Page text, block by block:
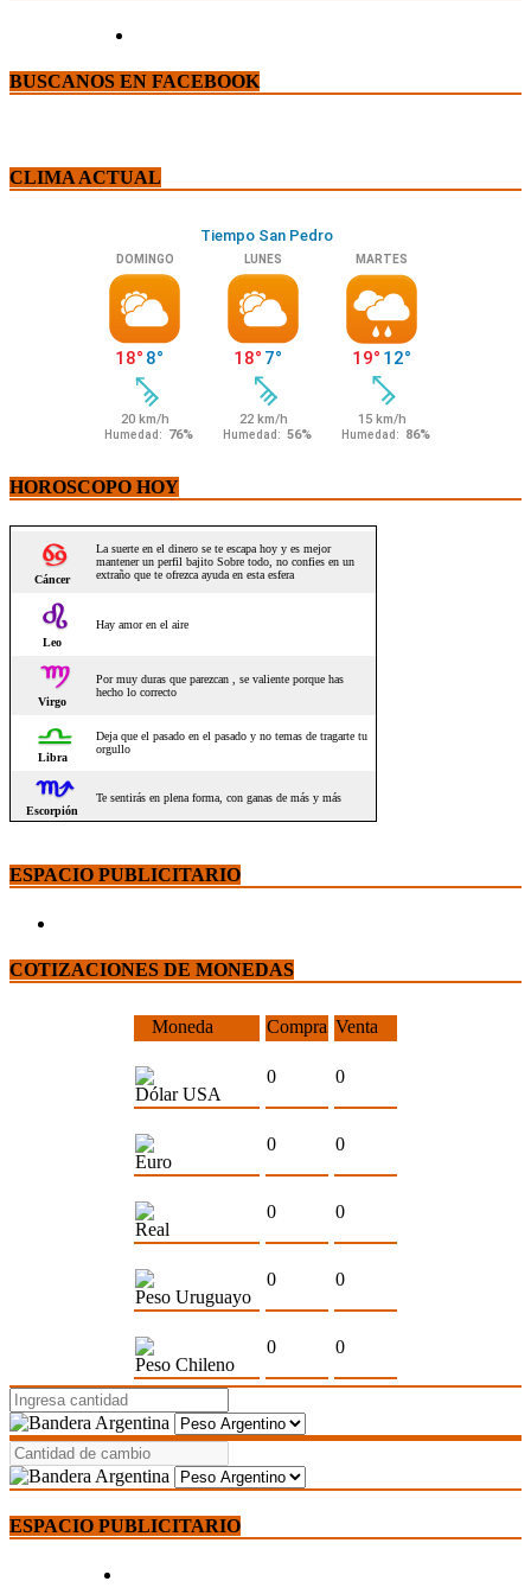
BUSCANOS EN FACEBOOK
CLIMA ACTUAL
HOROSCOPO HOY
ESPACIO PUBLICITARIO
COTIZACIONES DE MONEDAS
Moneda Compra Venta
Dólar USA
0 0
Euro
0 0
Real
0 0
Peso Uruguayo
0 0
Peso Chileno
0 0
ESPACIO PUBLICITARIO